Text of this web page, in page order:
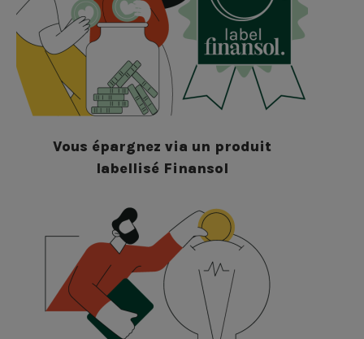
Vous épargnez via un produit
labellisé Finansol